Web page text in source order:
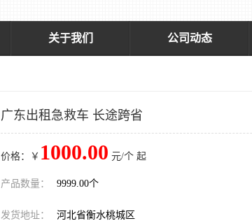
关于我们 公司动态
广东出租急救车 长途跨省
价格：￥ 1000.00 元/个 起
产品数量： 9999.00个
发货地址： 河北省衡水桃城区